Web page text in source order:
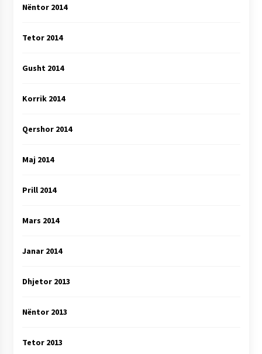
Nëntor 2014
Tetor 2014
Gusht 2014
Korrik 2014
Qershor 2014
Maj 2014
Prill 2014
Mars 2014
Janar 2014
Dhjetor 2013
Nëntor 2013
Tetor 2013